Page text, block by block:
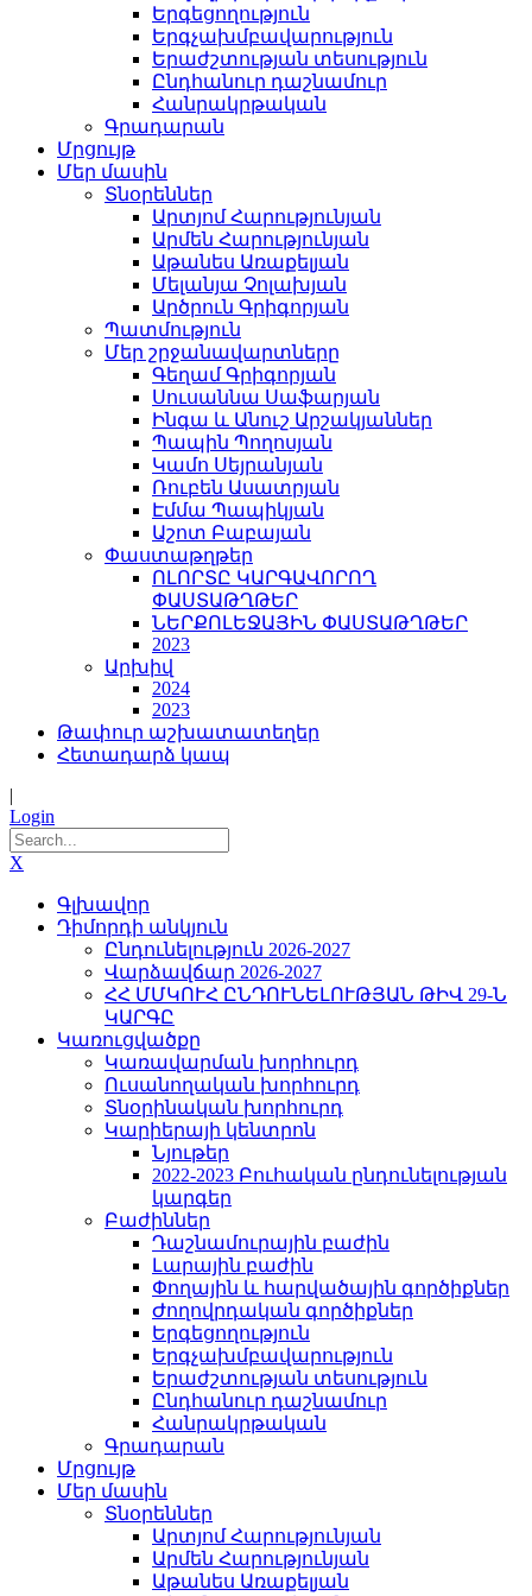
Երգեցողություն
Երգչախմբավարություն
Երաժշտության տեսություն
Ընդհանուր դաշնամուր
Հանրակրթական
Գրադարան
Մրցույթ
Մեր մասին
Տնօրեններ
Արտյոմ Հարությունյան
Արմեն Հարությունյան
Աթանես Առաքելյան
Մելանյա Չոլախյան
Արծրուն Գրիգորյան
Պատմություն
Մեր շրջանավարտները
Գեղամ Գրիգորյան
Սուսաննա Սաֆարյան
Ինգա և Անուշ Արշակյաններ
Պապին Պողոսյան
Կամո Սեյրանյան
Ռուբեն Ասատրյան
Էմմա Պապիկյան
Աշոտ Բաբայան
Փաստաթղթեր
ՈԼՈՐՏԸ ԿԱՐԳԱՎՈՐՈՂ
ՓԱՍՏԱԹՂԹԵՐ
ՆԵՐՔՈԼԵՋԱՅԻՆ ՓԱՍՏԱԹՂԹԵՐ
2023
Արխիվ
2024
2023
Թափուր աշխատատեղեր
Հետադարձ կապ
|
Login
X
Գլխավոր
Դիմորդի անկյուն
Ընդունելություն 2026-2027
Վարձավճար 2026-2027
ՀՀ ՄՄԿՈՒՀ ԸՆԴՈՒՆԵԼՈՒԹՅԱՆ ԹԻՎ 29-Ն
ԿԱՐԳԸ
Կառուցվածքը
Կառավարման խորհուրդ
Ուսանողական խորհուրդ
Տնօրինական խորհուրդ
Կարիերայի կենտրոն
Նյութեր
2022-2023 Բուհական ընդունելության
կարգեր
Բաժիններ
Դաշնամուրային բաժին
Լարային բաժին
Փողային և հարվածային գործիքներ
Ժողովրդական գործիքներ
Երգեցողություն
Երգչախմբավարություն
Երաժշտության տեսություն
Ընդհանուր դաշնամուր
Հանրակրթական
Գրադարան
Մրցույթ
Մեր մասին
Տնօրեններ
Արտյոմ Հարությունյան
Արմեն Հարությունյան
Աթանես Առաքելյան